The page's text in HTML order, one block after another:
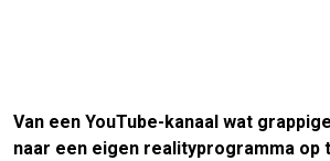
Van een YouTube-kanaal wat
naar een eigen realityprogramma op